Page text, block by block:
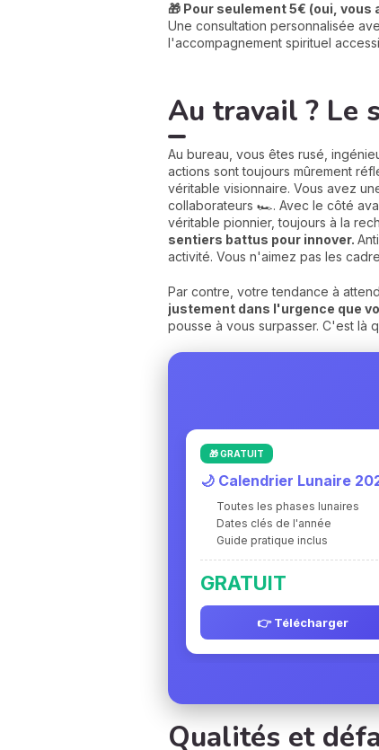
🎁 Pour seulement 5€ (oui, vous
Une consultation personnalisée
l'accompagnement spirituel
Au travail ? Le
Au bureau, vous êtes rusé,
actions sont toujours mûrement
véritable visionnaire. Vous avez
collaborateurs 🏎️. Avec le côté
véritable pionnier, toujours à la
sentiers battus pour innover.
activité. Vous n'aimez pas les
Par contre, votre tendance à
justement dans l'urgence que
pousse à vous surpasser. C'est là
🎁 GRATUIT
🌙 Calendrier Lunaire
Toutes les phases lunaires
Dates clés de l'année
Guide pratique inclus
GRATUIT
👉 Télécharger
Qualités et